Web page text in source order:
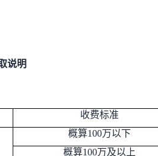
说明
收费标准
概算100万以下
概算100万及以上